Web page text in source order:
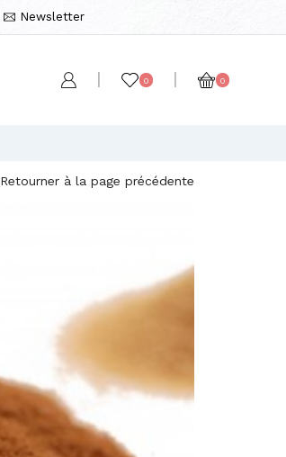
Newsletter
0 0
Retourner à la page précédente